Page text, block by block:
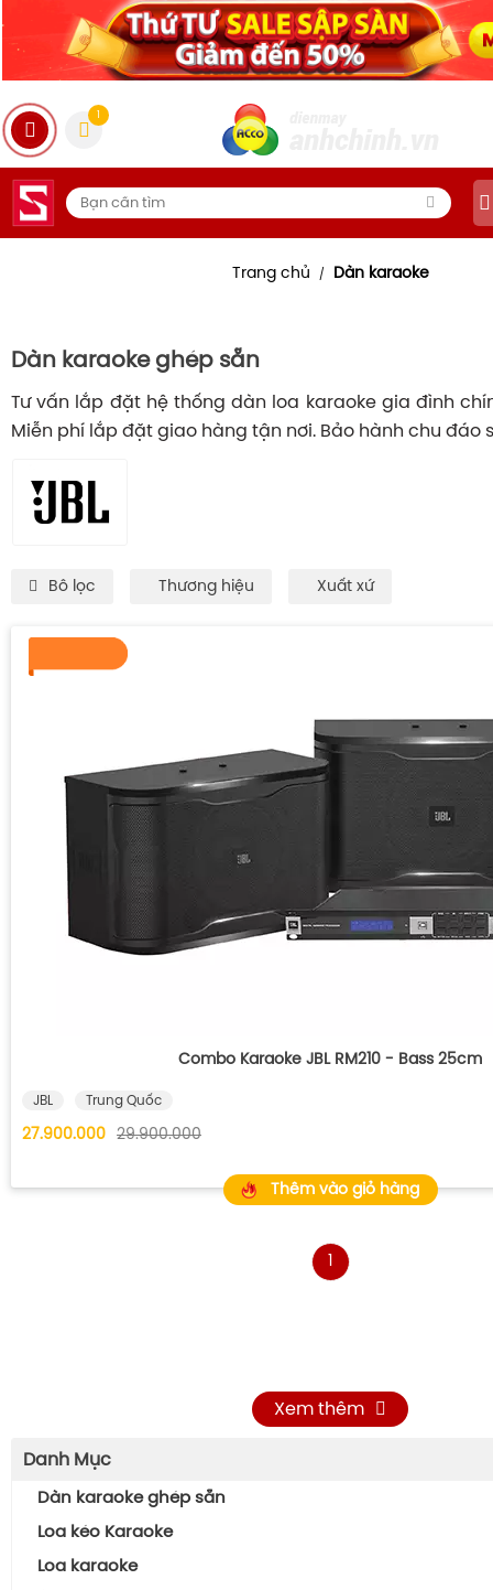
Trang chủ / Dàn karaoke
Dàn karaoke ghép sẵn
Tư vấn lắp đặt hệ thống dàn loa karaoke gia đình
Miễn phí lắp đặt giao hàng tận nơi. Bảo hành chu đáo
Bô lọc Thương hiệu Xuất xứ
Combo Karaoke JBL RM210 - Bass 25cm
JBL Trung Quốc
27.900.000 29.900.000
Thêm vào giỏ hàng
1
Xem thêm
Danh Mục
Dàn karaoke ghép sẵn
Loa kéo Karaoke
Loa karaoke